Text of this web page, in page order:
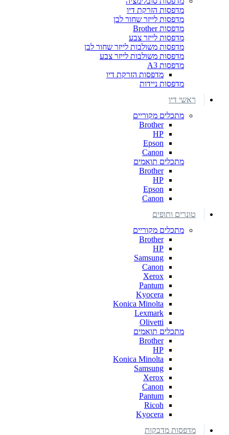
מדפסות הזרקת דיו
מדפסות לייזר שחור לבן
מדפסות Brother
מדפסות לייזר צבע
מדפסות משולבות לייזר שחור לבן
מדפסות משולבות לייזר צבע
מדפסות A3
מדפסות הזרקת דיו
מדפסות ניידות
ראשי דיו
מתכלים מקוריים
Brother
HP
Epson
Canon
מתכלים תואמים
Brother
HP
Epson
Canon
טונרים ותופים
מתכלים מקוריים
Brother
HP
Samsung
Canon
Xerox
Pantum
Kyocera
Konica Minolta
Lexmark
Olivetti
מתכלים תואמים
Brother
HP
Konica Minolta
Samsung
Xerox
Canon
Pantum
Ricoh
Kyocera
מדפסות מדבקות